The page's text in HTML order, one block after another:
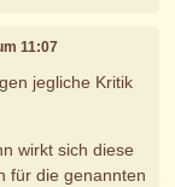
11:07
jegliche Kritik
wirkt sich diese
für die genannten